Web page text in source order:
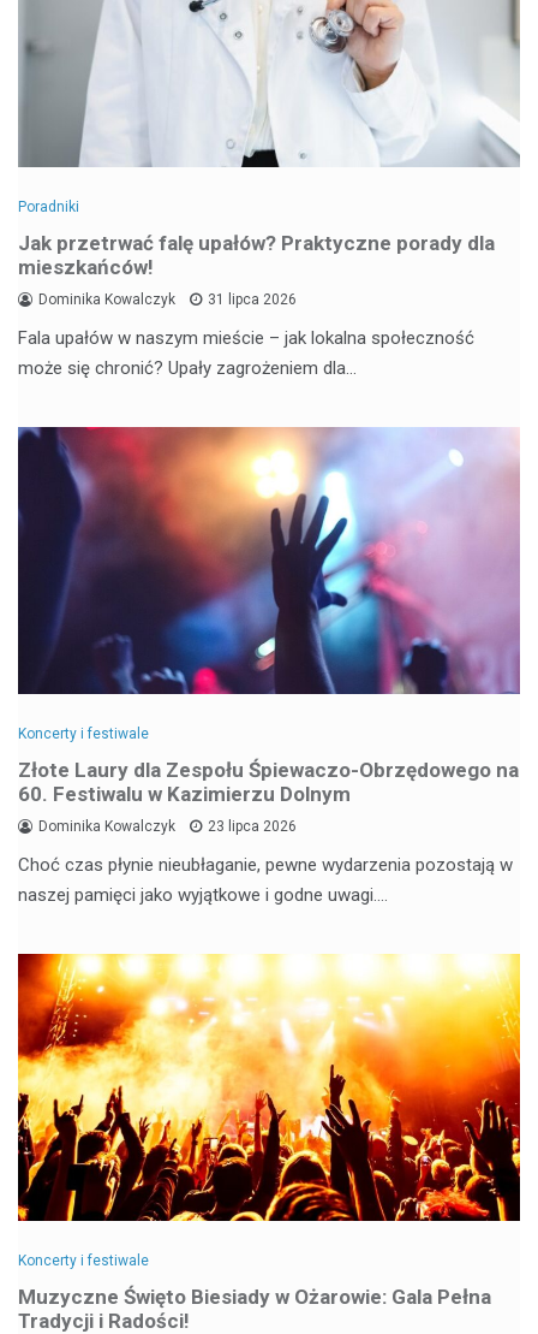
Poradniki
Jak przetrwać falę upałów? Praktyczne porady dla
mieszkańców!
Dominika Kowalczyk 31 lipca 2026
Fala upałów w naszym mieście – jak lokalna społeczność
może się chronić? Upały zagrożeniem dla…
Koncerty i festiwale
Złote Laury dla Zespołu Śpiewaczo-Obrzędowego na
60. Festiwalu w Kazimierzu Dolnym
Dominika Kowalczyk 23 lipca 2026
Choć czas płynie nieubłaganie, pewne wydarzenia pozostają w
naszej pamięci jako wyjątkowe i godne uwagi.…
Koncerty i festiwale
Muzyczne Święto Biesiady w Ożarowie: Gala Pełna
Tradycji i Radości!